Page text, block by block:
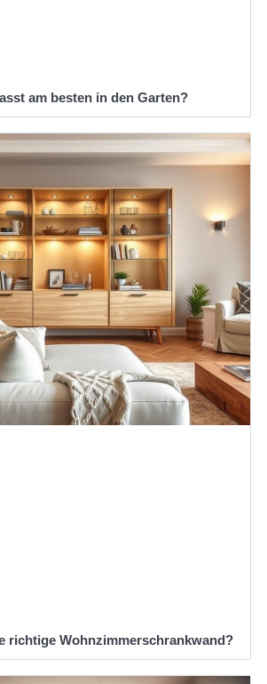
am besten in den Garten?
richtige Wohnzimmerschrankwand?